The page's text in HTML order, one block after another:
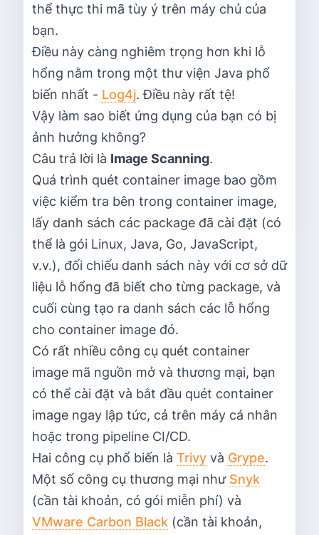
thể thực thi mã tùy ý trên máy chủ của
bạn.
Điều này càng nghiêm trọng hơn khi lỗ
hổng nằm trong một thư viện Java phổ
biến nhất - Log4j. Điều này rất tệ!
Vậy làm sao biết ứng dụng của bạn có bị
ảnh hưởng không?
Câu trả lời là Image Scanning.
Quá trình quét container image bao gồm
việc kiểm tra bên trong container image,
lấy danh sách các package đã cài đặt (có
thể là gói Linux, Java, Go, JavaScript,
v.v.), đối chiếu danh sách này với cơ sở dữ
liệu lỗ hổng đã biết cho từng package, và
cuối cùng tạo ra danh sách các lỗ hổng
cho container image đó.
Có rất nhiều công cụ quét container
image mã nguồn mở và thương mại, bạn
có thể cài đặt và bắt đầu quét container
image ngay lập tức, cả trên máy cá nhân
hoặc trong pipeline CI/CD.
Hai công cụ phổ biến là Trivy và Grype.
Một số công cụ thương mại như Snyk
(cần tài khoản, có gói miễn phí) và
VMware Carbon Black (cần tài khoản,